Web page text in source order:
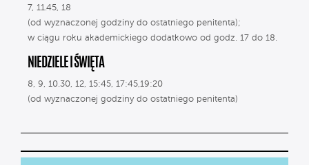
7, 11.45, 18
(od wyznaczonej godziny do ostatniego penitenta);
w ciągu roku akademickiego dodatkowo od godz. 17 do 18.
NIEDZIELE I ŚWIĘTA
8, 9, 10.30, 12, 15:45, 17:45,19:20
(od wyznaczonej godziny do ostatniego penitenta)